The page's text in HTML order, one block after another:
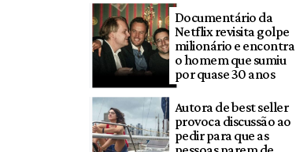
Documentário da
Netflix revisita golpe
milionário e encontra
o homem que sumiu
por quase 30 anos
Autora de best seller
provoca discussão ao
pedir para que as